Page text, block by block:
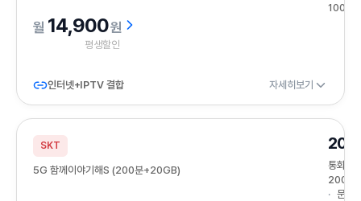
100건
14,900원
평생할인
인터넷+IPTV 결합 자세히보기
SKT
5G 함께이야기해S (200분+20GB)
통화
200분
문자